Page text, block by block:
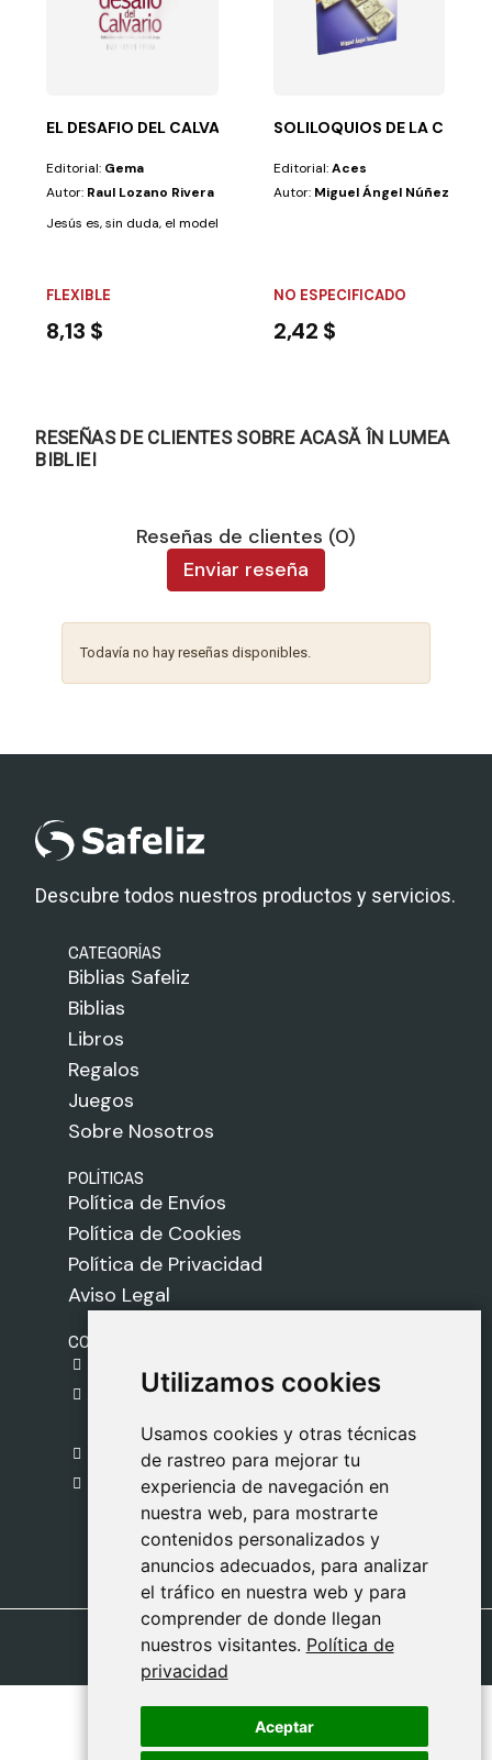
Utilizamos cookies
Usamos cookies y otras técnicas
de rastreo para mejorar tu
experiencia de navegación en
nuestra web, para mostrarte
contenidos personalizados y
anuncios adecuados, para analizar
el tráfico en nuestra web y para
comprender de donde llegan
nuestros visitantes. Política de
privacidad
Aceptar
Utilizamos cookies
Usamos cookies y otras técnicas
de rastreo para mejorar tu
experiencia de navegación en
nuestra web, para mostrarte
contenidos personalizados y
anuncios adecuados, para analizar
el tráfico en nuestra web y para
comprender de donde llegan
nuestros visitantes. Política de
privacidad
Aceptar
del séptimo día, fue encarcelado y...
EL DESAFIO DEL CALVARIO
Editorial: Gema
Autor: Raul Lozano Rivera
Jesús es, sin duda, el modelo de acción para quienes han depositado
FLEXIBLE
8,13 $
SOLILOQUIOS DE LA CRUZ
Editorial:Aces
Autor: Miguel Ángel Núñez
NO ESPECIFICADO
2,42 $
RESEÑAS DE CLIENTES SOBRE ACASĂ ÎN LUMEA
BIBLIEI
Reseñas de clientes (0)
Enviar reseña
Todavía no hay reseñas disponibles.
Descubre todos nuestros productos y servicios.
CATEGORÍAS
Biblias Safeliz
Biblias
Libros
Regalos
Juegos
Sobre Nosotros
POLÍTICAS
Política de Envíos
Política de Cookies
Política de Privacidad
Aviso Legal
CONTACTO
C. del Pradillo, 6, 28770 Colmenar Viejo,
Madrid
918 459 877
Lunes a Viernes
09:00 - 13:00